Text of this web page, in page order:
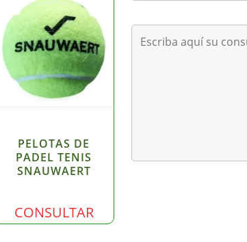
PELOTAS DE
PADEL TENIS
SNAUWAERT
CONSULTAR